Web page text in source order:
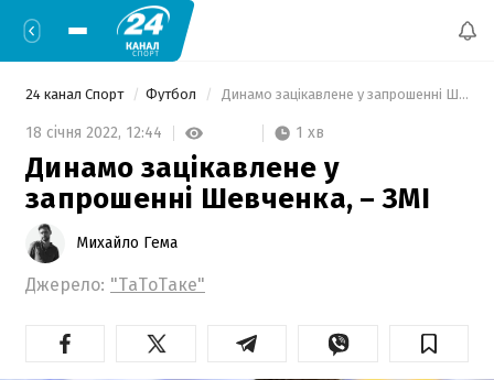
24 канал Спорт Футбол Динамо зацікавлене у запрошенні Шевченка, – ЗМІ
18 січня 2022, 12:44 1 хв
Динамо зацікавлене у
запрошенні Шевченка, – ЗМІ
Михайло Гема
Джерело: "ТаТоТаке"